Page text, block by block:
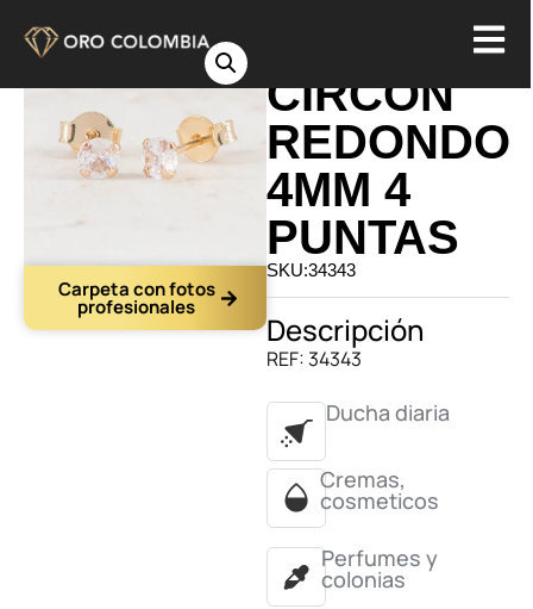
Carpeta con fotos
profesionales
CIRCON
REDONDO
4MM 4
PUNTAS
SKU:34343
Descripción
REF: 34343
Ducha diaria
Cremas,
cosmeticos
Perfumes y
colonias